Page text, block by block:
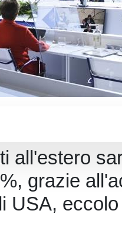
all'estero
grazie
USA, eccolo